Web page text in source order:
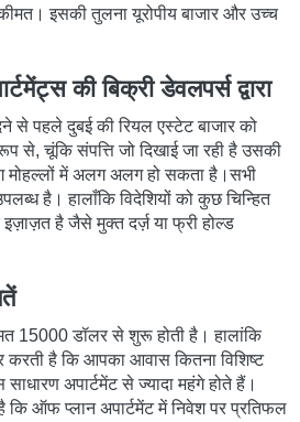
इसकी तुलना यूरोपीय बाजार और उच्च
की बिक्री डेवलपर्स द्वारा
से पहले दुबई की रियल एस्टेट बाजार को
से, चूंकि संपत्ति जो दिखाई जा रही है उसकी
में अलग अलग हो सकता है।सभी
है। हालाँकि विदेशियों को कुछ चिन्हित
इज़ाज़त है जैसे मुक्त दर्ज़ या फ्री होल्ड
15000 डॉलर से शुरू होती है। हालांकि
करती है कि आपका आवास कितना विशिष्ट
अपार्टमेंट से ज्यादा महंगे होते हैं।
कि ऑफ प्लान अपार्टमेंट में निवेश पर प्रतिफल